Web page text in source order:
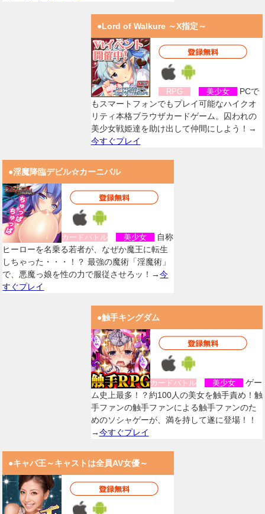
●Lord of Walkure ～X指定～
RPG 美少女
PCで
もスマートフォンでもプレイ可能なハイクオ
リティ本格ブラウザカードゲーム。囚われの
美少女戦姫達を助け出して仲間にしよう！→
今すぐプレイ
●淫魔降臨デビル☆カーニバル
カードバトル 美少女
自称
ヒーローを名乗る若者が、なぜか魔王に転生
しちゃった・・・！？ 最強の魔術「淫魔術」
で、悪魔っ娘を性の力で服従させろッ！→今
すぐプレイ
●触手キングダム
カードバトル 美少女
ゲー
ム史上最多！？約100人の美女を触手責め！触
手ファンの触手ファンによる触手ファンのた
めのソシャゲーが、満を持して遂に登場！！
→今すぐプレイ
●キャバ王～キャストは全員AV女優～